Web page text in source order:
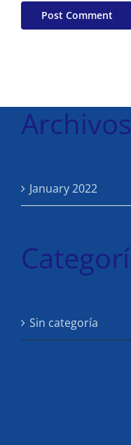
Archivos
January 2022
Sin categoría